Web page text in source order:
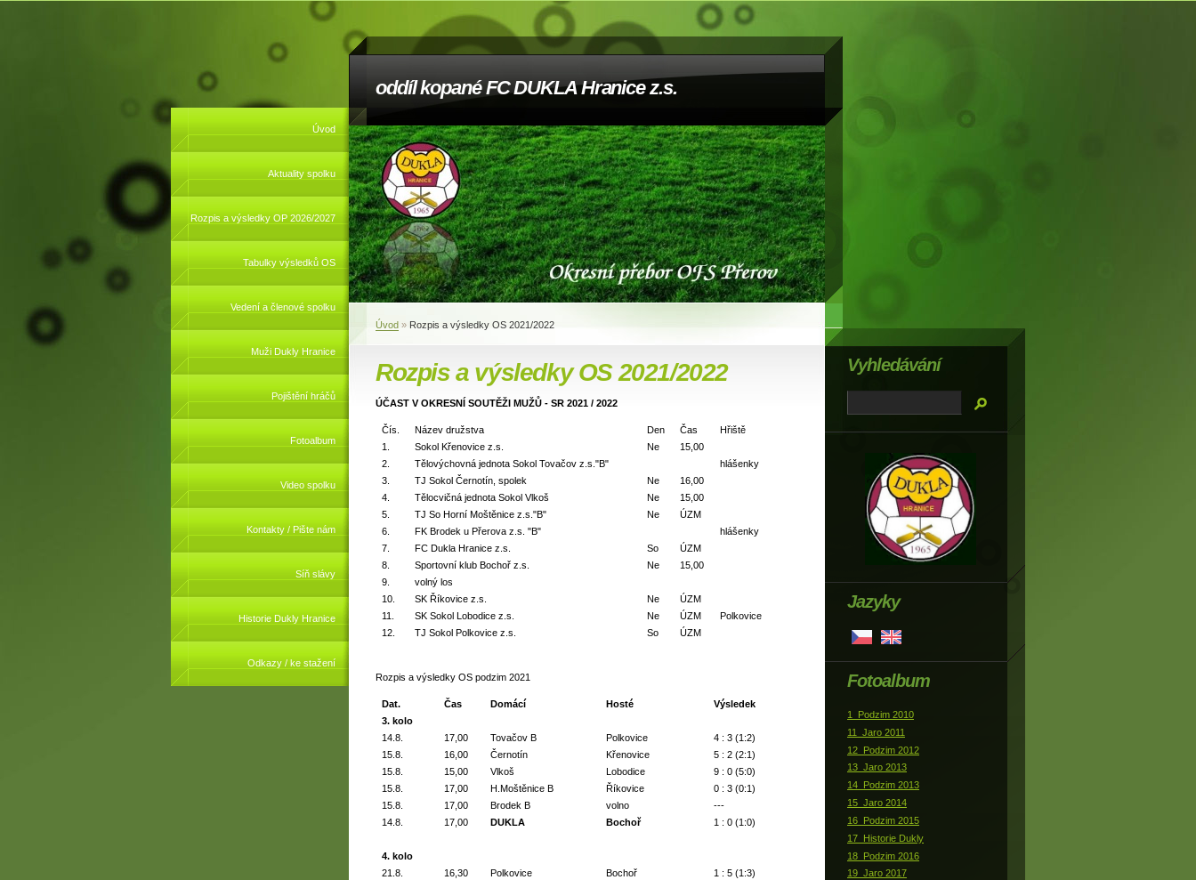
oddíl kopané FC DUKLA Hranice z.s.
Úvod
Aktuality spolku
Rozpis a výsledky OP 2026/2027
Tabulky výsledků OS
Vedení a členové spolku
Muži Dukly Hranice
Pojištění hráčů
Fotoalbum
Video spolku
Kontakty / Pište nám
Síň slávy
Historie Dukly Hranice
Odkazy / ke stažení
Úvod » Rozpis a výsledky OS 2021/2022
Rozpis a výsledky OS 2021/2022
ÚČAST V OKRESNÍ SOUTĚŽI MUŽŮ - SR 2021 / 2022
Čís. Název družstva Den Čas
Hřiště
1.
Sokol Křenovice z.s. Ne
15,00
2.
Tělovýchovná jednota Sokol Tovačov z.s."B"
hlášenky
3.
TJ Sokol Černotín, spolek Ne
16,00
4.
Tělocvičná jednota Sokol Vlkoš Ne
15,00
5.
TJ So Horní Moštěnice z.s."B" Ne
ÚZM
6.
FK Brodek u Přerova z.s. "B"
hlášenky
7.
FC Dukla Hranice z.s. So
ÚZM
8.
Sportovní klub Bochoř z.s. Ne
15,00
9.
volný los
10.
SK Říkovice z.s. Ne
ÚZM
11.
SK Sokol Lobodice z.s. Ne ÚZM
Polkovice
12.
TJ Sokol Polkovice z.s. So ÚZM
Rozpis a výsledky OS podzim 2021
Dat. Čas Domácí Hosté
Výsledek
3. kolo
14.8.
17,00 Tovačov B Polkovice
4 : 3 (1:2)
15.8.
16,00 Černotín Křenovice
5 : 2 (2:1)
15.8.
15,00 Vlkoš Lobodice
9 : 0 (5:0)
15.8.
17,00 H.Moštěnice B Říkovice
0 : 3 (0:1)
15.8.
17,00 Brodek B volno
---
14.8.
17,00 DUKLA Bochoř 1 : 0 (1:0)
4. kolo
21.8.
16,30 Polkovice Bochoř
1 : 5 (1:3)
Jazyky
Fotoalbum
1_Podzim 2010
11_Jaro 2011
12_Podzim 2012
13_Jaro 2013
14_Podzim 2013
15_Jaro 2014
16_Podzim 2015
17_Historie Dukly
18_Podzim 2016
19_Jaro 2017
Vyhledávání